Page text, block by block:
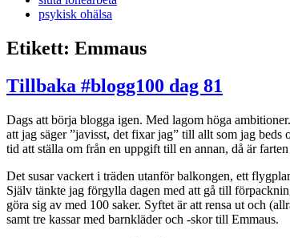
psykisk ohälsa
Etikett: Emmaus
Tillbaka #blogg100 dag 81
Dags att börja blogga igen. Med lagom höga
att jag säger ”javisst, det fixar jag” till allt som jag
tid att ställa om från en uppgift till en annan, då är
Det susar vackert i träden utanför balkongen, ett
Själv tänkte jag förgylla dagen med att gå till
göra sig av med 100 saker. Syftet är att rensa ut och
samt tre kassar med barnkläder och -skor till Emmaus.